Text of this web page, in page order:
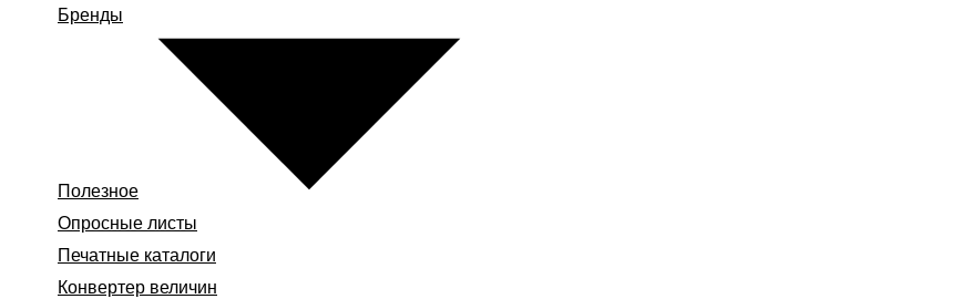
Бренды
Полезное
Опросные листы
Печатные каталоги
Конвертер величин